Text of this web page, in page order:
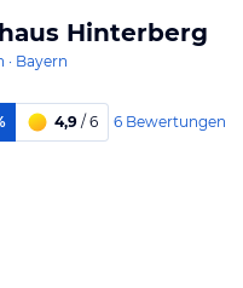
Hinterberg
· Bayern
4,9 / 6 6 Bewertungen